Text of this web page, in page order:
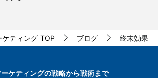
ケティング TOP ブログ 終末効果
ケティングの戦略から戦術まで